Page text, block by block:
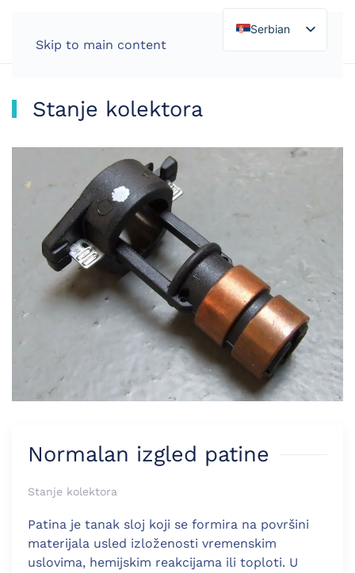
Skip to main content
Serbian
Stanje kolektora
Normalan izgled patine
Stanje kolektora
Patina je tanak sloj koji se formira na površini
materijala usled izloženosti vremenskim
uslovima, hemijskim reakcijama ili toploti. U